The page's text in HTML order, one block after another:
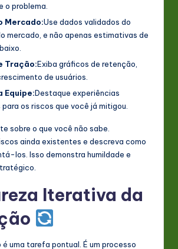
o problema.
Mercado:Use dados validados do
mercado, e não apenas estimativas de
Tração:Exiba gráficos de retenção,
de usuários.
Equipe:Destaque experiências
os riscos que você já mitigou.
sobre o que você não sabe.
ainda existentes e descreva como
los. Isso demonstra humildade e
Iterativa da
uma tarefa pontual. É um processo